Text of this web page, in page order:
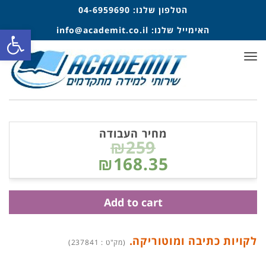
הטלפון שלנו: 04-6959690
האימייל שלנו: info@academit.co.il
תפריט
לקויות כתיבה ומוטוריקה. (מק"ט : 237841)
מחיר העבודה
₪259
₪168.35
Add to cart
פתח